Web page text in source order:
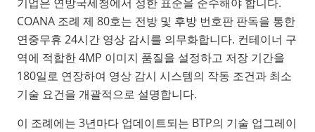
COANA 조례 제 80호는 전방 및 후방 번호판 판독을 통한
연중무휴 24시간 영상 감시를 의무화합니다. 컨테이너 구
역에 적합한 4MP 이미지 품질을 설정하고 저장 기간을
180일로 연장하여 영상 감시 시스템의 작동 조건과 최소
기술 요건을 개괄적으로 설명합니다.
이 조례에는 3년마다 업데이트되는 BTP의 기술 업그레이